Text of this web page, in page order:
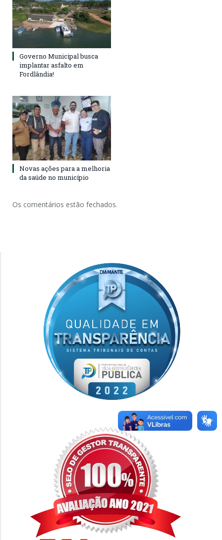
Governo Municipal busca
implantar asfalto em
Fordlândia!
Novas ações para a melhoria
da saúde no município
Os comentários estão fechados.